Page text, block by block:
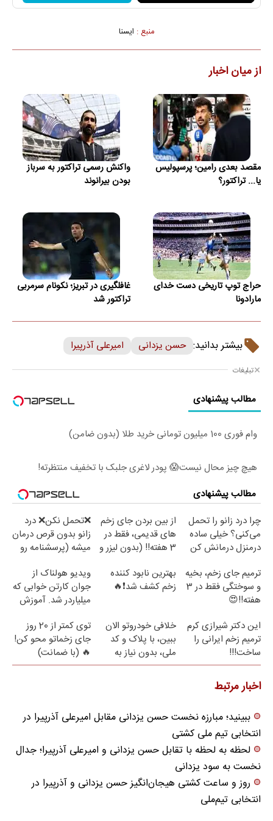
منبع : ايسنا
از میان اخبار
مقصد بعدی رامین؛ پرسپولیس
یا... تراکتور؟
واکنش رسمی تراکتور به سرباز
بودن بیرانوند
حراج توپ تاریخی دست خدای
مارادونا
غافلگیری در تبریز؛ نکونام سرمربی
تراکتور شد
بیشتر بدانید: حسن یزدانی امیرعلی آذرپیرا
تبلیغات
مطالب پیشنهادی
وام فوری 100 میلیون تومانی خرید طلا (بدون ضامن)
هیچ چیز محال نیست😱 پودر لاغری جلبک با تخفیف منتظرته!
مطالب پیشنهادی
چرا درد زانو را تحمل
می‌کنی؟ خیلی ساده
درمنزل درمانش کن
از بین بردن جای زخم
های قدیمی، فقط در
3 هفته!! (بدون لیزر و
❌تحمل نکن❌ درد
زانو بدون قرص درمان
میشه (پرسشنامه رو
ترمیم جای زخم، بخیه
و سوختگی فقط در 3
هفته!!😍
بهترین نابود کننده
زخم کشف شد❗🔥
ویدیو هولناک از
جوان کارتن خوابی که
میلیاردر شد. آموزش
این دکتر شیرازی کرم
ترمیم زخم ایرانی را
ساخت!!!
خلافی خودروتو الان
ببین، با پلاک و کد
ملی، بدون نیاز به
مراجعه حضوری
توی کمتر از 20 روز
جای زخماتو محو کن!
🔥 (با ضمانت)
اخبار مرتبط
ببینید؛ مبارزه نخست حسن یزدانی مقابل امیرعلی آذرپیرا در
انتخابی تیم ملی کشتی
لحظه به لحظه با تقابل حسن یزدانی و امیرعلی آذرپیرا؛ جدال
نخست به سود یزدانی
روز و ساعت کشتی هیجان‌انگیز حسن یزدانی و آذرپیرا در
انتخابی تیم‌ملی